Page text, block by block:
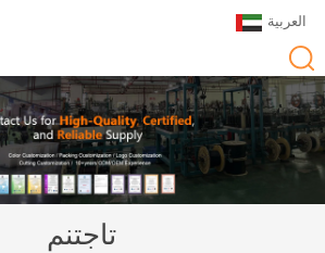
العربية
تاجتنم